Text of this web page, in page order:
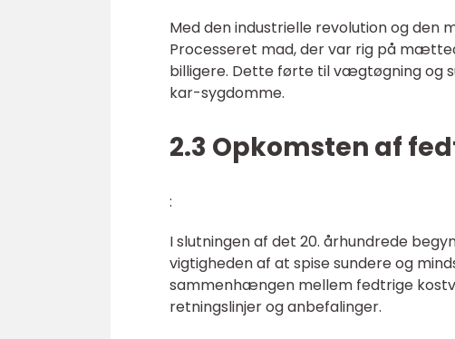
Med den industrielle revolution og den
Processeret mad, der var rig på
billigere. Dette førte til vægtøgning og
kar-sygdomme.
2.3 Opkomsten af
:
I slutningen af det 20. århundrede
vigtigheden af at spise sundere og
sammenhængen mellem fedtrige
retningslinjer og anbefalinger.